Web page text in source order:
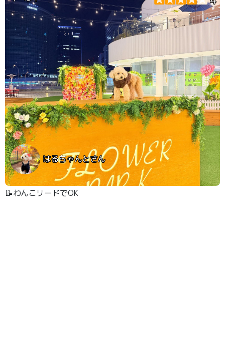
はるちゃんとさん
📝わんこリードでOK